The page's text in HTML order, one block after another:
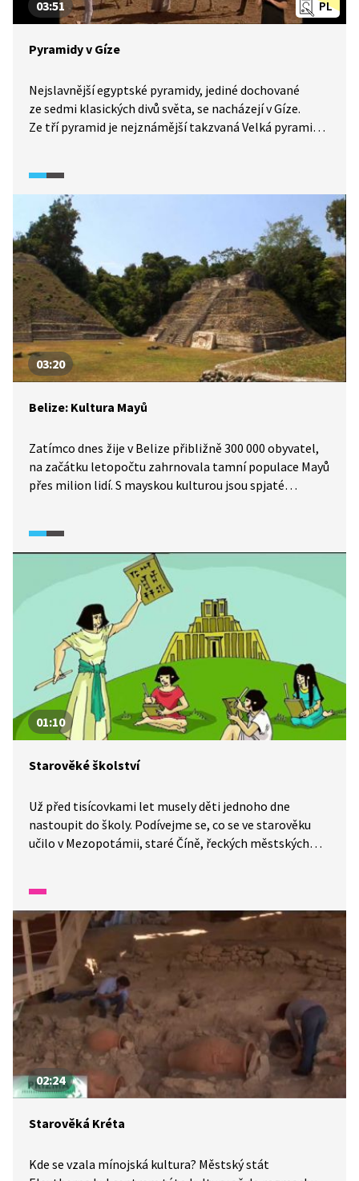
PL
03:51
Pyramidy v Gíze
Nejslavnější egyptské pyramidy, jediné dochované
ze sedmi klasických divů světa, se nacházejí v Gíze.
Ze tří pyramid je nejznámější takzvaná Velká pyramida
zdrojem různých teorií o svém vzniku. Kvůli
neuvěřitelnému množství turistů bude tato oblast
možná v budoucnu uzavřena. Pojďte se sem s námi
podívat.
03:20
Belize: Kultura Mayů
Zatímco dnes žije v Belize přibližně 300 000 obyvatel,
na začátku letopočtu zahrnovala tamní populace Mayů
přes milion lidí. S mayskou kulturou jsou spjaté
do někdejšího mayského střediska, Caracolu, kde si
připomeneme historii této civilizace. Jak tato kultura
01:10
Starověké školství
Už před tisícovkami let musely děti jednoho dne
nastoupit do školy. Podívejme se, co se ve starověku
učilo v Mezopotámii, staré Číně, řeckých městských
do hliněných tabulek pisátkem z rákosu. Sparťanští
chlapci opouštěli své rodiče již v sedmi letech, aby se
školili na vojáky. Uvidíte, že vzdělávání nebývalo vždy
nejveselejší.
02:24
Starověká Kréta
Kde se vzala mínojská kultura? Městský stát